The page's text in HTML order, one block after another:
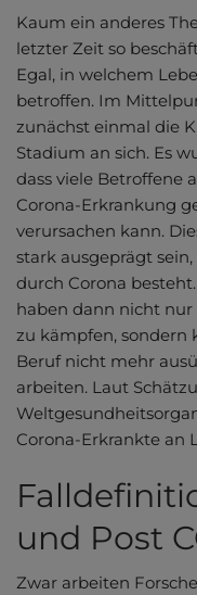
Kaum ein anderes
letzter Zeit so
Egal, in welchem
betroffen. Im
zunächst einmal die
Stadium an sich. Es
dass viele Betroffene
Corona-Erkrankung
verursachen kann.
stark ausgeprägt sein,
durch Corona
haben dann nicht
zu kämpfen, sondern
Beruf nicht mehr
arbeiten. Laut
Corona-Erkrankte an
und Post
Zwar arbeiten